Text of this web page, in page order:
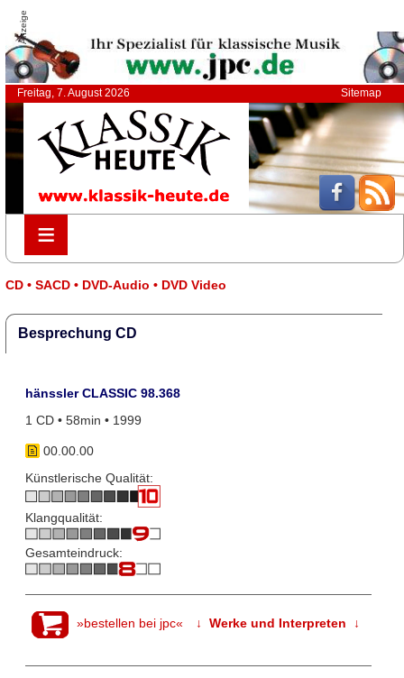
Anzeige
Freitag, 7. August 2026 Sitemap
≡
≡
CD • SACD • DVD-Audio • DVD Video
Besprechung CD
hänssler CLASSIC 98.368
1 CD • 58min • 1999
00.00.00
Künstlerische Qualität:
Klangqualität:
Gesamteindruck:
»bestellen bei jpc« ↓ Werke und Interpreten ↓